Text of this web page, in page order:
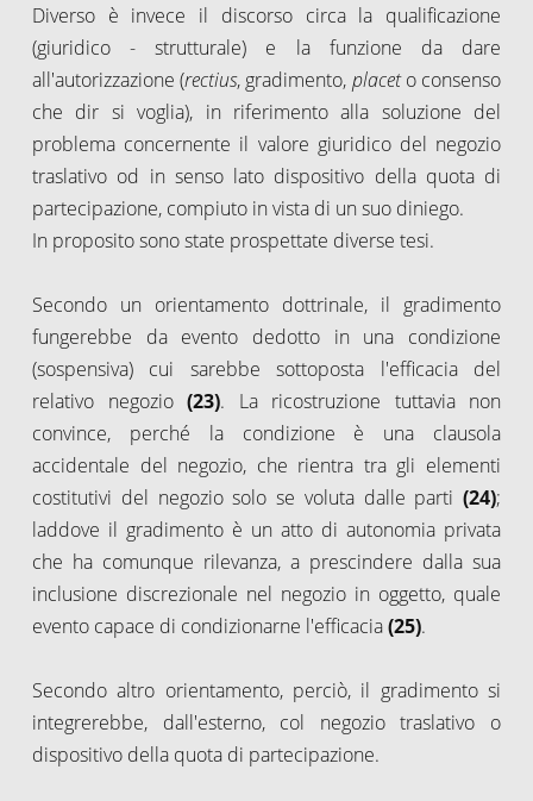
Diverso è invece il discorso circa la qualificazione
(giuridico - strutturale) e la funzione da dare
all'autorizzazione (rectius, gradimento, placeto consenso
che dir si voglia), in riferimento alla soluzione del
problema concernente il valore giuridico del negozio
traslativo od in senso lato dispositivo della quota di
partecipazione, compiuto in vista di un suo diniego.
In proposito sono state prospettate diverse tesi.
Secondo un orientamento dottrinale, il gradimento
fungerebbe da evento dedotto in una condizione
(sospensiva) cui sarebbe sottoposta l'efficacia del
relativo negozio (23). La ricostruzione tuttavia non
convince, perché la condizione è una clausola
accidentale del negozio, che rientra tra gli elementi
costitutivi del negozio solo se voluta dalle parti (24);
laddove il gradimento è un atto di autonomia privata
che ha comunque rilevanza, a prescindere dalla sua
inclusione discrezionale nel negozio in oggetto, quale
evento capace di condizionarne l'efficacia(25).
Secondo altro orientamento, perciò, il gradimento si
integrerebbe, dall'esterno, col negozio traslativo o
dispositivo della quota di partecipazione.